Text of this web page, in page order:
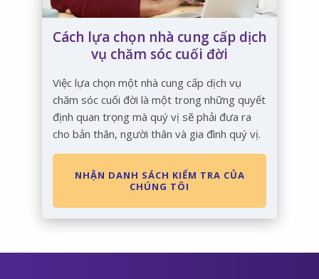
Cách lựa chọn nhà cung cấp dịch
vụ chăm sóc cuối đời
Việc lựa chọn một nhà cung cấp dịch vụ
chăm sóc cuối đời là một trong những quyết
định quan trọng mà quý vị sẽ phải đưa ra
cho bản thân, người thân và gia đình quý vị.
NHẬN DANH SÁCH KIỂM TRA CỦA
CHÚNG TÔI